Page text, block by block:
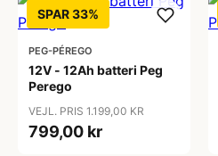
SPAR 33%
PEG-PÉREGO
12V - 12Ah batteri Peg
Perego
VEJL. PRIS 1.199,00 KR
799,00 kr